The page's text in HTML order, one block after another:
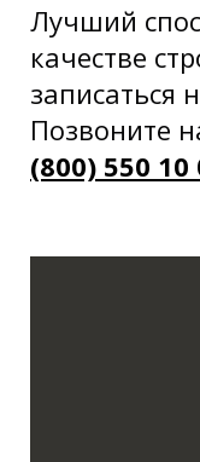
Лучший
качестве
записаться
Позвоните
(800) 550 10